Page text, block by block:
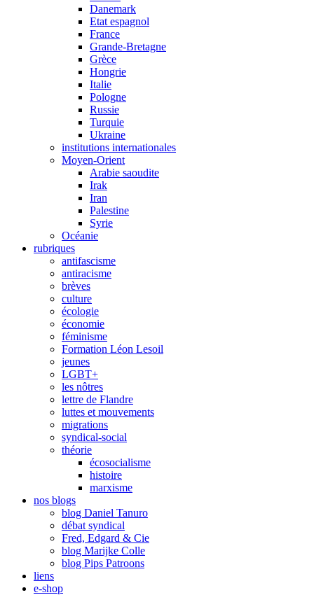
Danemark
Etat espagnol
France
Grande-Bretagne
Grèce
Hongrie
Italie
Pologne
Russie
Turquie
Ukraine
institutions internationales
Moyen-Orient
Arabie saoudite
Irak
Iran
Palestine
Syrie
Océanie
rubriques
antifascisme
antiracisme
brèves
culture
écologie
économie
féminisme
Formation Léon Lesoil
jeunes
LGBT+
les nôtres
lettre de Flandre
luttes et mouvements
migrations
syndical-social
théorie
écosocialisme
histoire
marxisme
nos blogs
blog Daniel Tanuro
débat syndical
Fred, Edgard & Cie
blog Marijke Colle
blog Pips Patroons
liens
e-shop